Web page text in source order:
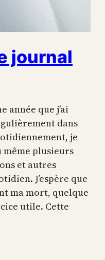
journal
année que j’ai
dans
je
même plusieurs
et autres
J’espère que
ma mort, quelque
utile. Cette